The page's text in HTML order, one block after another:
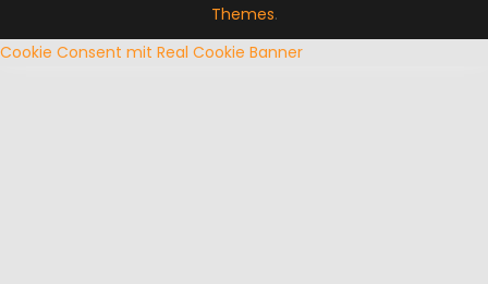
Themes.
Cookie Consent mit Real Cookie Banner